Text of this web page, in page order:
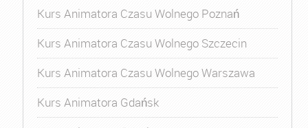
Kurs Animatora Czasu Wolnego Poznań
Kurs Animatora Czasu Wolnego Szczecin
Kurs Animatora Czasu Wolnego Warszawa
Kurs Animatora Gdańsk